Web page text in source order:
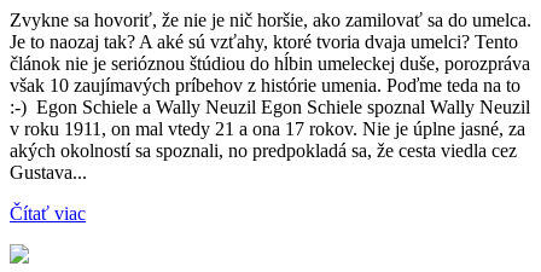
Zvykne sa hovoriť, že nie je nič horšie, ako zamilovať sa do umelca.
Je to naozaj tak? A aké sú vzťahy, ktoré tvoria dvaja umelci? Tento
článok nie je serióznou štúdiou do hĺbin umeleckej duše, porozpráva
však 10 zaujímavých príbehov z histórie umenia. Poďme teda na to
:-) Egon Schiele a Wally Neuzil Egon Schiele spoznal Wally Neuzil
v roku 1911, on mal vtedy 21 a ona 17 rokov. Nie je úplne jasné, za
akých okolností sa spoznali, no predpokladá sa, že cesta viedla cez
Gustava...
Čítať viac